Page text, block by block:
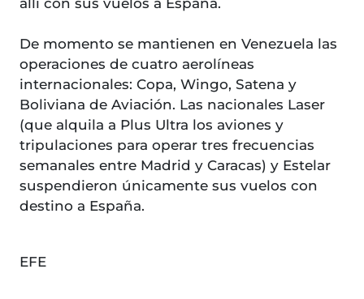
allí con sus vuelos a España.
De momento se mantienen en Venezuela las
operaciones de cuatro aerolíneas
internacionales: Copa, Wingo, Satena y
Boliviana de Aviación. Las nacionales Laser
(que alquila a Plus Ultra los aviones y
tripulaciones para operar tres frecuencias
semanales entre Madrid y Caracas) y Estelar
suspendieron únicamente sus vuelos con
destino a España.
EFE